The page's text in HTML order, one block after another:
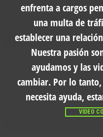
enfrenta a cargos
una multa de
establecer una
Nuestra pasión
ayudamos y las
cambiar. Por lo
necesita ayuda,
VIDEO